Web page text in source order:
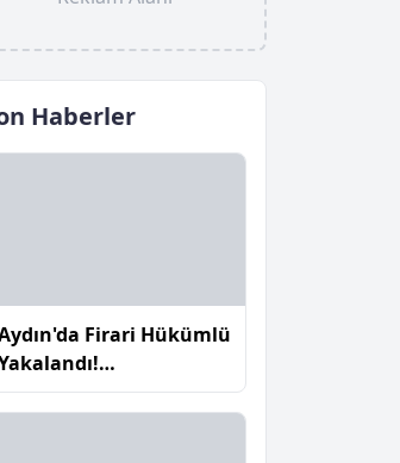
Haberler
Firari Hükümlü
Başarılı